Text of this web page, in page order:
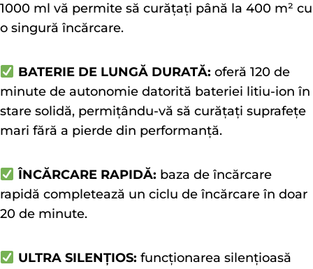
1000 ml vă permite să curățați până la 400 m² cu
o singură încărcare.
BATERIE DE LUNGĂ DURATĂ: oferă 120 de
minute de autonomie datorită bateriei litiu-ion în
stare solidă, permițându-vă să curățați suprafețe
mari fără a pierde din performanță.
ÎNCĂRCARE RAPIDĂ: baza de încărcare
rapidă completează un ciclu de încărcare în doar
20 de minute.
ULTRA SILENȚIOS: funcționarea silențioasă